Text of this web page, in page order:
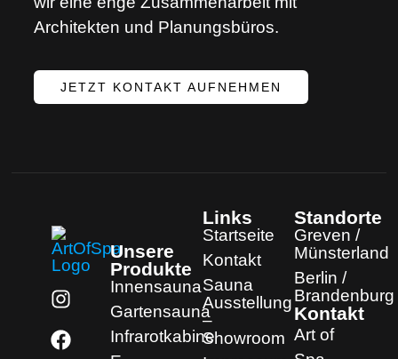
Architekten und Planungsbüros.
JETZT KONTAKT AUFNEHMEN
Unsere
Produkte
Innensauna
Gartensauna
Infrarotkabine
Links
Startseite
Kontakt
Sauna
Ausstellung
–
Showroom
Standorte
Greven /
Münsterland
Berlin /
Brandenburg
Kontakt
Art of